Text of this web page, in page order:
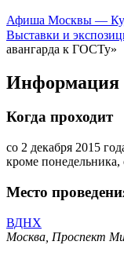
Афиша Москвы —
Выставки и
авангарда к ГОСТу»
Информация
Когда проходит
со 2 декабря 2015
кроме понедельника,
Место
ВДНХ
Москва, Проспект